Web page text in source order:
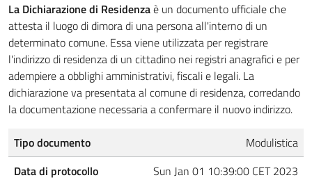
La Dichiarazione di Residenzaè un documento ufficiale che
attesta il luogo di dimora di una persona all'interno di un
determinato comune. Essa viene utilizzata per registrare
l'indirizzo di residenza di un cittadino nei registri anagrafici e per
adempiere a obblighi amministrativi, fiscali e legali. La
dichiarazione va presentata al comune di residenza, corredando
la documentazione necessaria a confermare il nuovo indirizzo.
Tipo documento
Modulistica
Data di protocollo
Sun Jan 01 10:39:00 CET 2023